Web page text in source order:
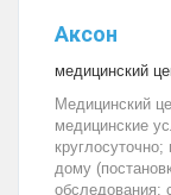
Аксон
медицинский
Медицинский
медицинские
дому
обследования: